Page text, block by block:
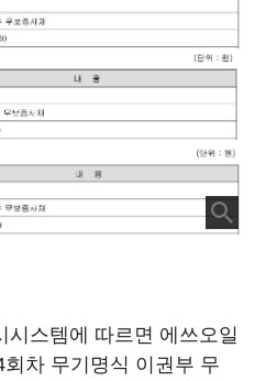
시스템에 따르면 에쓰오일
차 무기명식 이권부 무